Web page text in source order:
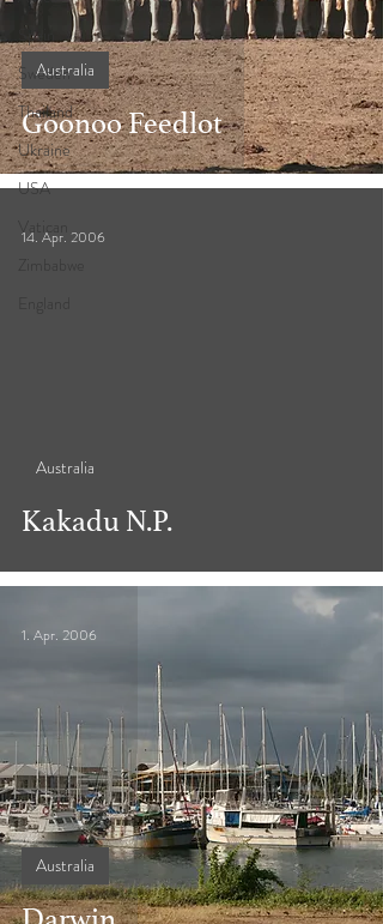
Spain
Sweden
Thailand
Ukraine
USA
Vatican
England
Goonoo Feedlot
Australia
Kakadu N.P.
Australia
14. Apr. 2006
Australia
1. Apr. 2006